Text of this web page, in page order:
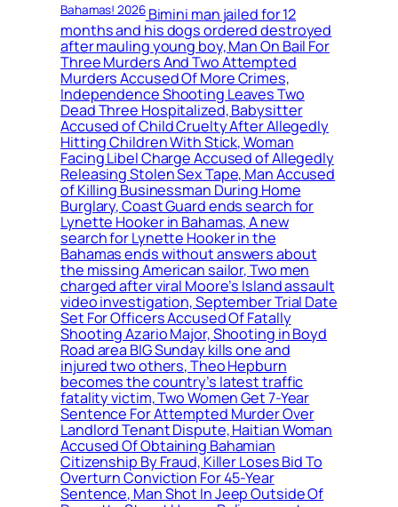
Bahamas! 2026Bimini man jailed for 12
months and his dogs ordered destroyed
after mauling young boy, Man On Bail For
Three Murders And Two Attempted
Murders Accused Of More Crimes,
Independence Shooting Leaves Two
Dead Three Hospitalized, Babysitter
Accused of Child Cruelty After Allegedly
Hitting Children With Stick, Woman
Facing Libel Charge Accused of Allegedly
Releasing Stolen Sex Tape, Man Accused
of Killing Businessman During Home
Burglary, Coast Guard ends search for
Lynette Hooker in Bahamas, A new
search for Lynette Hooker in the
Bahamas ends without answers about
the missing American sailor, Two men
charged after viral Moore’s Island assault
video investigation, September Trial Date
Set For Officers Accused Of Fatally
Shooting Azario Major, Shooting in Boyd
Road area BIG Sunday kills one and
injured two others, Theo Hepburn
becomes the country’s latest traffic
fatality victim, Two Women Get 7-Year
Sentence For Attempted Murder Over
Landlord Tenant Dispute, Haitian Woman
Accused Of Obtaining Bahamian
Citizenship By Fraud, Killer Loses Bid To
Overturn Conviction For 45-Year
Sentence, Man Shot In Jeep Outside Of